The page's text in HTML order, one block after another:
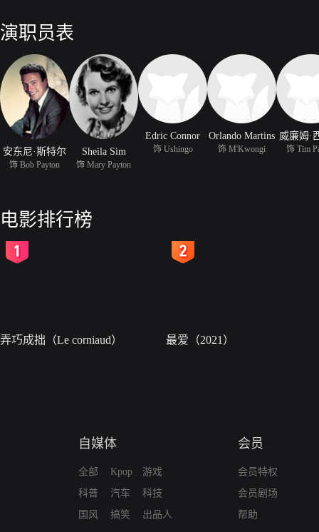
演职员表
安东尼·斯特尔
饰 Bob Payton
Sheila Sim
饰 Mary Payton
Edric Connor
饰 Ushingo
Orlando Martins
饰 M'Kwongi
威廉姆·
饰 Tim
电影排行榜
弄巧成拙（Le corniaud） 最爱（2021）
自媒体
全部
科普
国风
Kpop
汽车
搞笑
游戏
科技
出品人
会员
会员特权
会员剧场
帮助